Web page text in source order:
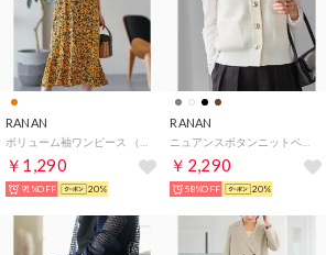
RANAN
￥1,290
91%OFF 20%
RANAN
￥2,290
58%OFF 20%